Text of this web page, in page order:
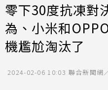
零下30度抗凍對
為、小米和
機尷尬淘汰了
2024-02-06 10:03 聯合新聞網